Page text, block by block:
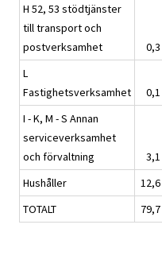
H 52, 53 stödtjänster
till transport och
postverksamhet
0,3
L
Fastighetsverksamhet
0,1
I - K, M - S Annan
serviceverksamhet
och förvaltning
3,1
Hushåller
12,6
TOTALT
79,7